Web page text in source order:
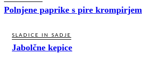
Polnjene paprike s pire krompirjem
SLADICE IN SADJE
Jabolčne kepice